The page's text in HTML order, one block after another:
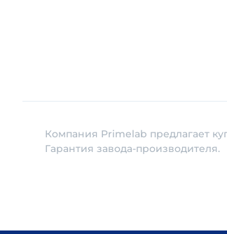
Компания Primelab предлагает
Гарантия завода-производителя.